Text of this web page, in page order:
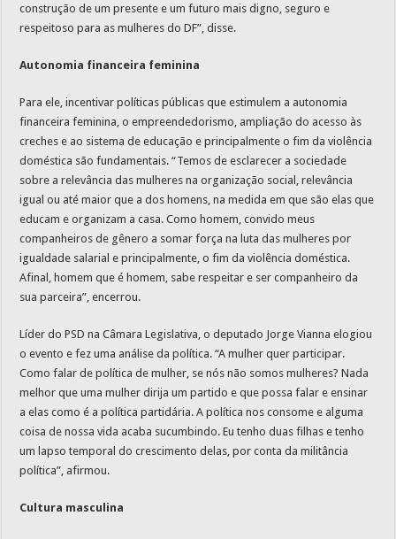
construção de um presente e um futuro mais digno, seguro e
respeitoso para as mulheres do DF”, disse.
Autonomia financeira feminina
Para ele, incentivar políticas públicas que estimulem a autonomia
financeira feminina, o empreendedorismo, ampliação do acesso às
creches e ao sistema de educação e principalmente o fim da violência
doméstica são fundamentais. “Temos de esclarecer a sociedade
sobre a relevância das mulheres na organização social, relevância
igual ou até maior que a dos homens, na medida em que são elas que
educam e organizam a casa. Como homem, convido meus
companheiros de gênero a somar força na luta das mulheres por
igualdade salarial e principalmente, o fim da violência doméstica.
Afinal, homem que é homem, sabe respeitar e ser companheiro da
sua parceira”, encerrou.
Líder do PSD na Câmara Legislativa, o deputado Jorge Vianna elogiou
o evento e fez uma análise da política. “A mulher quer participar.
Como falar de política de mulher, se nós não somos mulheres? Nada
melhor que uma mulher dirija um partido e que possa falar e ensinar
a elas como é a política partidária. A política nos consome e alguma
coisa de nossa vida acaba sucumbindo. Eu tenho duas filhas e tenho
um lapso temporal do crescimento delas, por conta da militância
política”, afirmou.
Cultura masculina